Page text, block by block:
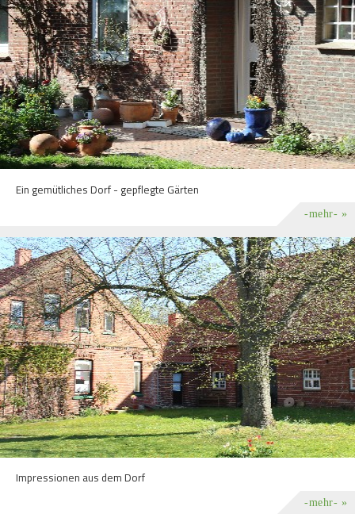
Ein gemütliches Dorf - gepflegte Gärten
-mehr- »
Impressionen aus dem Dorf
-mehr- »